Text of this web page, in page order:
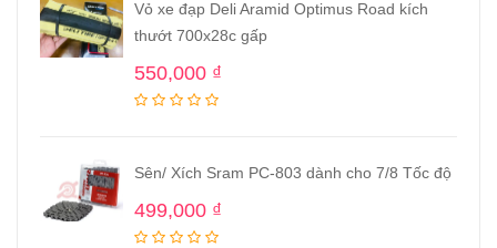
Vỏ xe đạp Deli Aramid Optimus Road kích
thướt 700x28c gấp
550,000 ₫
Sên/ Xích Sram PC-803 dành cho 7/8 Tốc độ
499,000 ₫